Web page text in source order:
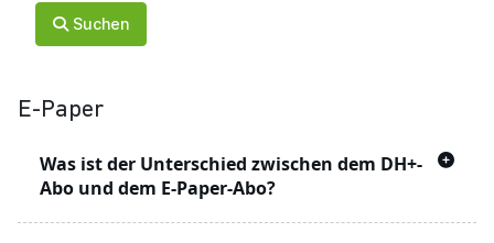
Suchen
E-Paper
Was ist der Unterschied zwischen dem DH+-
Abo und dem E-Paper-Abo?